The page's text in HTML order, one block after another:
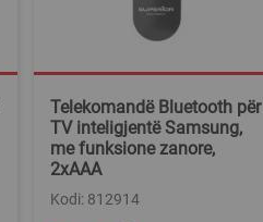
Telekomandë Bluetooth për
TV inteligjentë Samsung,
me funksione zanore,
2xAAA
Kodi: 812914